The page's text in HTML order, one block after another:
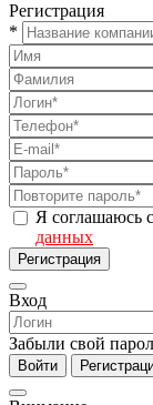
Регистрация
*
Я соглашаюсь
данных
Регистрация
Вход
Забыли свой
Войти